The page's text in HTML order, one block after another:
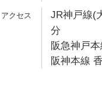
JR神戸線(
分
阪急神戸
阪神本線